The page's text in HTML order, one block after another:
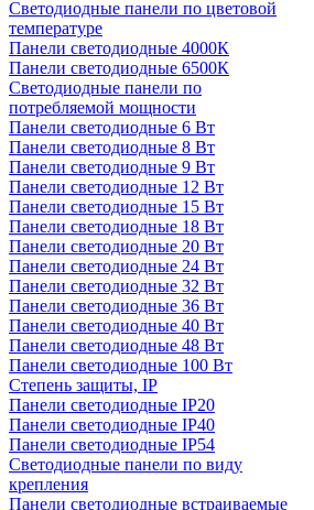
Светодиодные панели по цветовой
температуре
Панели светодиодные 4000К
Панели светодиодные 6500К
Светодиодные панели по
потребляемой мощности
Панели светодиодные 6 Вт
Панели светодиодные 8 Вт
Панели светодиодные 9 Вт
Панели светодиодные 12 Вт
Панели светодиодные 15 Вт
Панели светодиодные 18 Вт
Панели светодиодные 20 Вт
Панели светодиодные 24 Вт
Панели светодиодные 32 Вт
Панели светодиодные 36 Вт
Панели светодиодные 40 Вт
Панели светодиодные 48 Вт
Панели светодиодные 100 Вт
Степень защиты, IP
Панели светодиодные IP20
Панели светодиодные IP40
Панели светодиодные IP54
Светодиодные панели по виду
крепления
Панели светодиодные встраиваемые